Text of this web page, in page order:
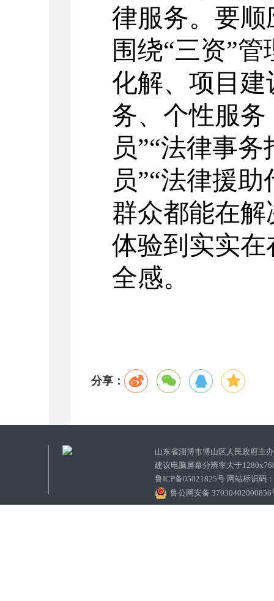
律服务。 要顺
围绕“三资”
化解、项目
务、个性服务
员”“法律事
员”“法律援
群众都能在解
体验到实实
全感。
分享：
山东省淄博市博山区人民政府
建议电脑屏幕分辨率大于
鲁ICP备05021825号 网站标识码
鲁公网安备 37030402000856